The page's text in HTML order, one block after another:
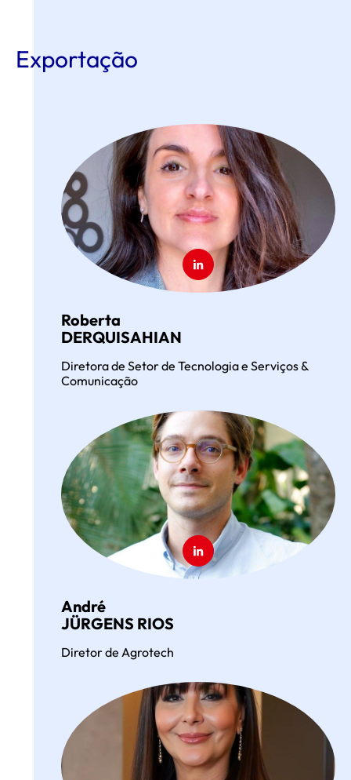
Exportação
Roberta
DERQUISAHIAN
Diretora de Setor de Tecnologia e Serviços &
Comunicação
André
JÜRGENS RIOS
Diretor de Agrotech